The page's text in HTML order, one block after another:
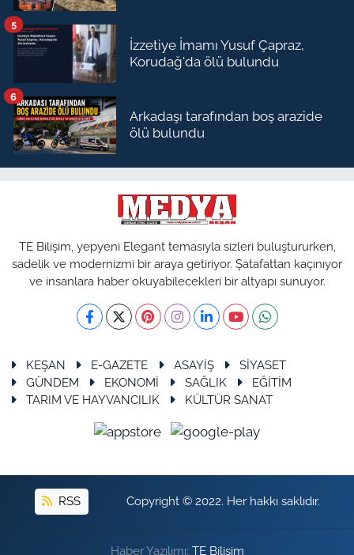
İzzetiye İmamı Yusuf Çapraz,
Korudağ'da ölü bulundu
5
Arkadaşı tarafından boş arazide
ölü bulundu
6
TE Bilişim, yepyeni Elegant temasıyla sizleri buluştururken,
sadelik ve modernizmi bir araya getiriyor. Şatafattan kaçınıyor
ve insanlara haber okuyabilecekleri bir altyapı sunuyor.
KEŞAN E-GAZETE ASAYİŞ
SİYASET
GÜNDEM
EKONOMİ SAĞLIK
EĞİTİM
TARIM VE HAYVANCILIK
KÜLTÜR SANAT
RSS Copyright © 2022. Her hakkı saklıdır.
Haber Yazılımı: TE Bilişim